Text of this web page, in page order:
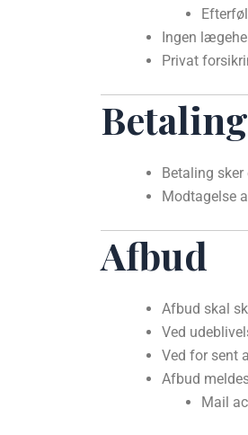
Ingen
Privat
Betaling
Betaling
Modtagelse
Afbud
Afbud skal
Ved
Ved for sent
Afbud
Mail